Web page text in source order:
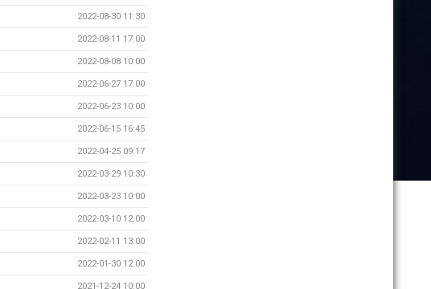
2022-08-30 11:30
2022-08-11 17:00
2022-08-08 10:00
2022-06-27 17:00
2022-06-23 10:00
2022-06-15 16:45
2022-04-25 09:17
2022-03-29 10:30
2022-03-23 10:00
2022-03-10 12:00
2022-02-11 13:00
2022-01-30 12:00
2021-12-24 10:00